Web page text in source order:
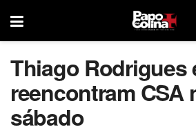
Thiago Rodrigues
reencontram CSA
sábado